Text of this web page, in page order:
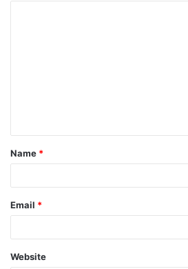
Name *
Email *
Website